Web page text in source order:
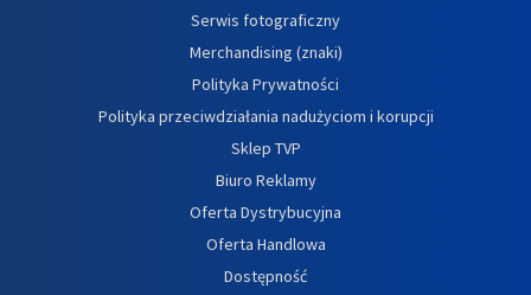
Serwis fotograficzny
Merchandising (znaki)
Polityka Prywatności
Polityka przeciwdziałania nadużyciom i korupcji
Sklep TVP
Biuro Reklamy
Oferta Dystrybucyjna
Oferta Handlowa
Dostępność